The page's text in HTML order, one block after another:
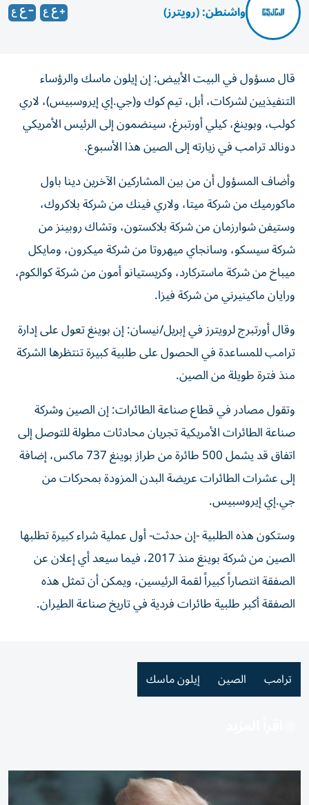
واشنطن: (رويترز)
قال مسؤول في البيت الأبيض: إن إيلون ماسك والرؤساء
التنفيذيين لشركات، أبل، تيم كوك و(جي.إي ‌إيروسبيس)، لاري
كولب، وبوينغ، كيلي أورتبرغ، سينضمون إلى الرئيس الأمريكي ​
دونالد ⁠ترامب في زيارته إلى الصين هذا الأسبوع.
وأضاف ‌المسؤول أن من بين ‌المشاركين الآخرين دينا باول
ماكورميك من شركة ميتا، ولاري فينك من شركة بلاكروك،
وستيفن شوارزمان من شركة بلاكستون، ‌وتشاك روبينز من
شركة سيسكو، وسانجاي ميهروتا من شركة ميكرون، ⁠ومايكل
ميباخ من شركة ماستركارد، وكريستيانو أمون من شركة كوالكوم،
ورايان ماكينيرني من شركة فيزا.
وقال أورتبرج لرويترز في إبريل/نيسان: إن بوينغ تعول على إدارة
ترامب للمساعدة في الحصول على طلبية كبيرة تنتظرها الشركة
منذ فترة طويلة ​من الصين.
وتقول مصادر في قطاع صناعة الطائرات: إن ‌الصين وشركة
صناعة الطائرات الأمريكية تجريان محادثات مطولة للتوصل إلى
اتفاق قد يشمل 500 طائرة من طراز بوينغ 737 ⁠ماكس، إضافة
إلى عشرات الطائرات عريضة البدن المزودة بمحركات من
جي.إي إيروسبيس.
وستكون هذه الطلبية -إن حدثت- أول عملية شراء ​كبيرة تطلبها
الصين ‌من شركة بوينغ منذ 2017، فيما سيعد ‌أي إعلان عن
الصفقة انتصاراً كبيراً لقمة الرئيسين، ويمكن أن تمثل هذه
الصفقة أكبر طلبية طائرات فردية في تاريخ صناعة الطيران.
ترامب الصين إيلون ماسك